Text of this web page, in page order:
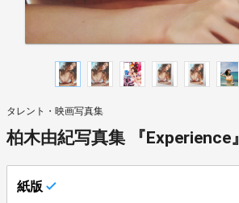
タレント・映画写真集
柏木由紀写真集 『Experience』
紙版